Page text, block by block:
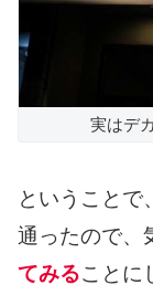
実はデ
ということで
通ったので、
てみることに